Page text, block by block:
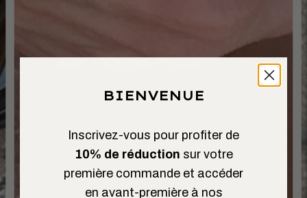
BIENVENUE
Inscrivez-vous pour profiter de
10% de réduction sur votre
première commande et accéder
en avant-première à nos